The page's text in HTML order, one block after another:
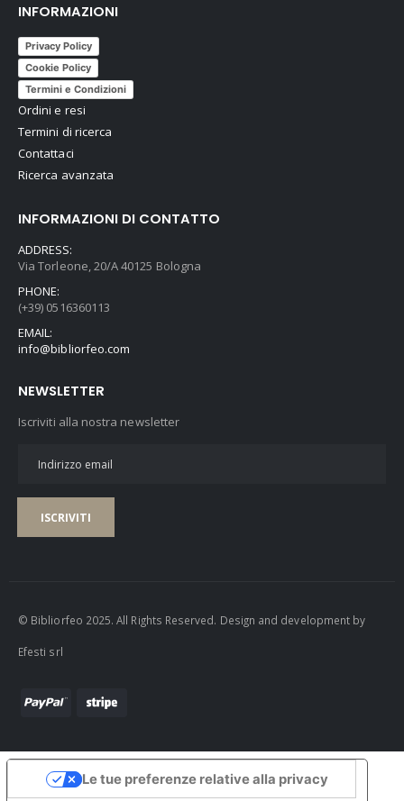
INFORMAZIONI
Privacy Policy
Cookie Policy
Termini e Condizioni
Ordini e resi
Termini di ricerca
Contattaci
Ricerca avanzata
INFORMAZIONI DI CONTATTO
ADDRESS:
Via Torleone, 20/A 40125 Bologna
PHONE:
(+39) 0516360113
EMAIL:
info@bibliorfeo.com
NEWSLETTER
Iscriviti alla nostra newsletter
ISCRIVITI
© Bibliorfeo 2025. All Rights Reserved. Design and development by
Efesti srl
Le tue preferenze relative alla privacy